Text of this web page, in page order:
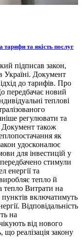
тарифи та якість послуг
підписав закон,
Україні. Документ
до тарифів. Про
передбачає новий
теплові
регулювати та
Документ також
як
удосконалює
для інвестицій у
стимули
енергії та
тепло й
тепло Витрати на
включатимуть
Відповідальність
на
від нового
реалізація закону